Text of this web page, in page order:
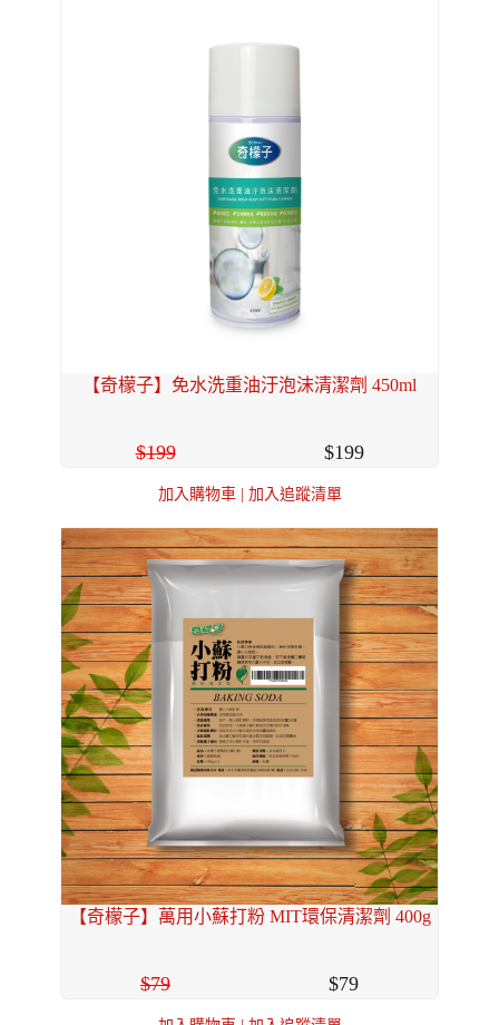
【奇檬子】免水洗重油汙泡沫清潔劑 450ml
199 199
加入購物車| 加入追蹤清單
【奇檬子】萬用小蘇打粉 MIT環保清潔劑 400g
79 79